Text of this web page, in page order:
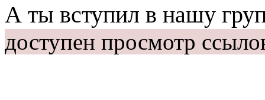
А ты вступил в нашу
доступен просмотр